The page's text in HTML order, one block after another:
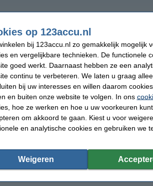
op 123accu.nl
bij 123accu.nl zo gemakkelijk mogelijk
en vergelijkbare technieken. De functionele
goed werkt. Daarnaast hebben ze een
continu te verbeteren. We laten u graag
bij uw interesses en willen daarom
en buiten onze website te volgen. In ons
hoe ze werken en hoe u uw voorkeuren
om akkoord te gaan. Kiest u voor
en analytische cookies en gebruiken we
Weigeren